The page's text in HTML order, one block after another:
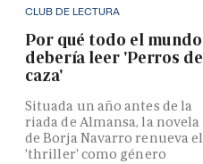
CLUB DE LECTURA
Por qué todo el mundo
debería leer 'Perros de
caza'
Situada un año antes de la
riada de Almansa, la novela
de Borja Navarro renueva el
'thriller' como género